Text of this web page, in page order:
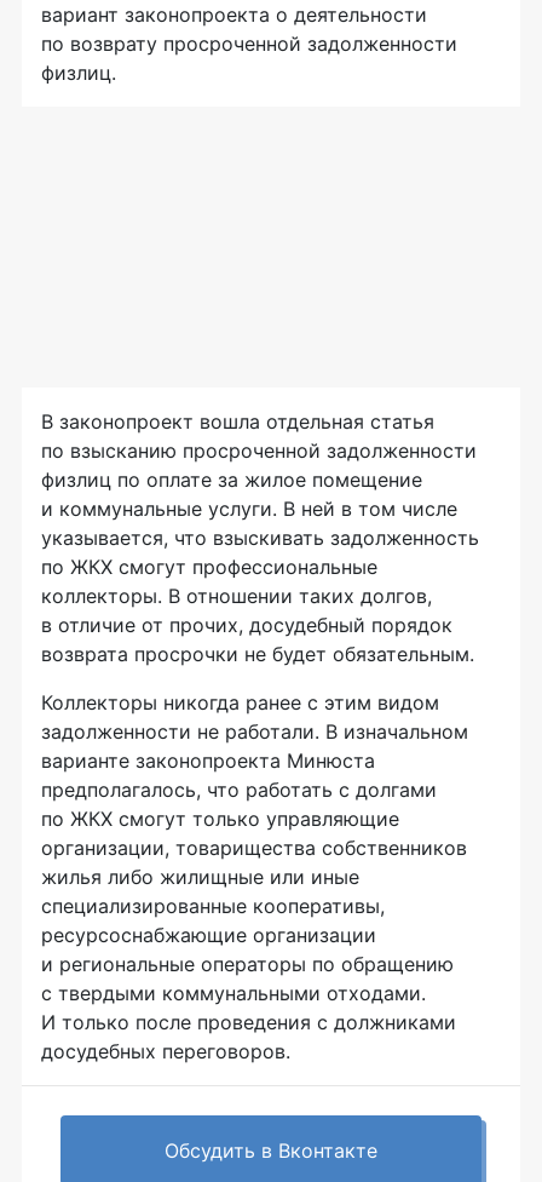
вариант законопроекта о деятельности
по возврату просроченной задолженности
физлиц.
В законопроект вошла отдельная статья
по взысканию просроченной задолженности
физлиц по оплате за жилое помещение
и коммунальные услуги. В ней в том числе
указывается, что взыскивать задолженность
по ЖКХ смогут профессиональные
коллекторы. В отношении таких долгов,
в отличие от прочих, досудебный порядок
возврата просрочки не будет обязательным.
Коллекторы никогда ранее с этим видом
задолженности не работали. В изначальном
варианте законопроекта Минюста
предполагалось, что работать с долгами
по ЖКХ смогут только управляющие
организации, товарищества собственников
жилья либо жилищные или иные
специализированные кооперативы,
ресурсоснабжающие организации
и региональные операторы по обращению
с твердыми коммунальными отходами.
И только после проведения с должниками
досудебных переговоров.
Обсудить в Вконтакте